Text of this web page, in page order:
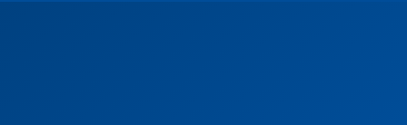
メ